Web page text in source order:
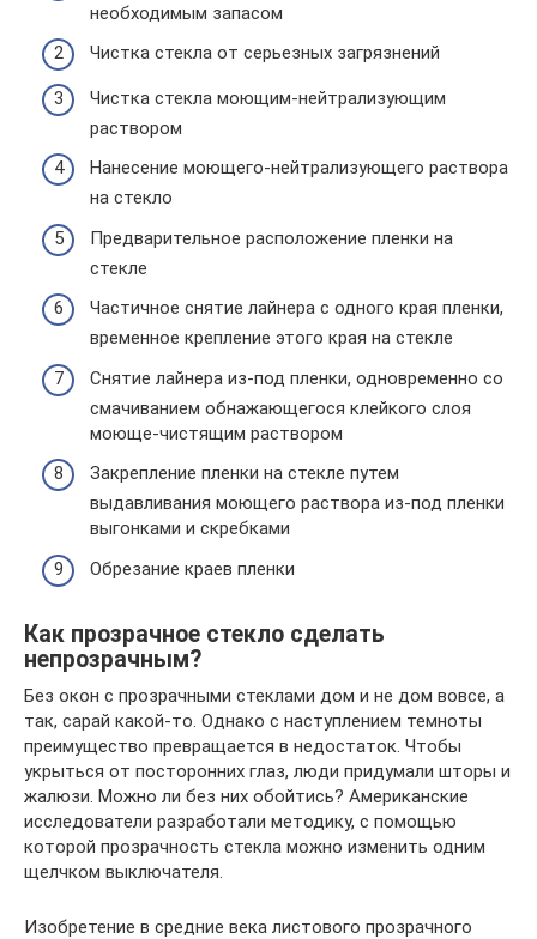
необходимым запасом
Чистка стекла от серьезных загрязнений
Чистка стекла моющим-нейтрализующим
раствором
Нанесение моющего-нейтрализующего раствора
на стекло
Предварительное расположение пленки на
стекле
Частичное снятие лайнера с одного края пленки,
временное крепление этого края на стекле
Снятие лайнера из-под пленки, одновременно со
смачиванием обнажающегося клейкого слоя
моюще-чистящим раствором
Закрепление пленки на стекле путем
выдавливания моющего раствора из-под пленки
выгонками и скребками
Обрезание краев пленки
Как прозрачное стекло сделать
непрозрачным?
Без окон с прозрачными стеклами дом и не дом вовсе, а
так, сарай какой-то. Однако с наступлением темноты
преимущество превращается в недостаток. Чтобы
укрыться от посторонних глаз, люди придумали шторы и
жалюзи. Можно ли без них обойтись? Американские
исследователи разработали методику, с помощью
которой прозрачность стекла можно изменить одним
щелчком выключателя.
Изобретение в средние века листового прозрачного